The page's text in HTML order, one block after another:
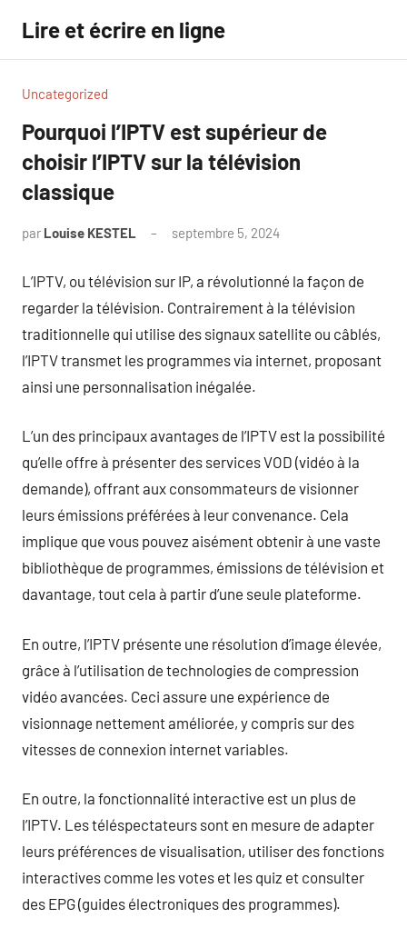
contenu
Lire et écrire en ligne
Uncategorized
Pourquoi l’IPTV est supérieur de
choisir l’IPTV sur la télévision
classique
par Louise KESTEL septembre 5, 2024
L’IPTV, ou télévision sur IP, a révolutionné la façon de
regarder la télévision. Contrairement à la télévision
traditionnelle qui utilise des signaux satellite ou câblés,
l’IPTV transmet les programmes via internet, proposant
ainsi une personnalisation inégalée.
L’un des principaux avantages de l’IPTV est la possibilité
qu’elle offre à présenter des services VOD (vidéo à la
demande), offrant aux consommateurs de visionner
leurs émissions préférées à leur convenance. Cela
implique que vous pouvez aisément obtenir à une vaste
bibliothèque de programmes, émissions de télévision et
davantage, tout cela à partir d’une seule plateforme.
En outre, l’IPTV présente une résolution d’image élevée,
grâce à l’utilisation de technologies de compression
vidéo avancées. Ceci assure une expérience de
visionnage nettement améliorée, y compris sur des
vitesses de connexion internet variables.
En outre, la fonctionnalité interactive est un plus de
l’IPTV. Les téléspectateurs sont en mesure de adapter
leurs préférences de visualisation, utiliser des fonctions
interactives comme les votes et les quiz et consulter
des EPG (guides électroniques des programmes).